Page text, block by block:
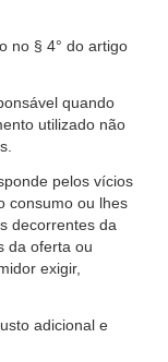
no § 4° do artigo
quando
utilizado não
pelos vícios
consumo ou lhes
decorrentes da
da oferta ou
exigir,
adicional e